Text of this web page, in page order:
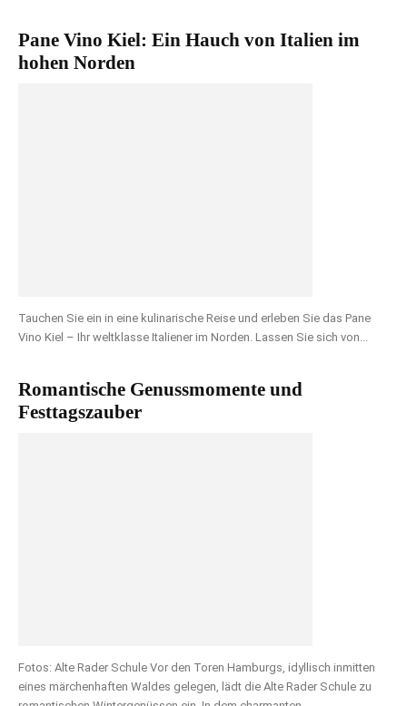
Pane Vino Kiel: Ein Hauch von Italien im
hohen Norden
Tauchen Sie ein in eine kulinarische Reise und erleben Sie das Pane
Vino Kiel – Ihr weltklasse Italiener im Norden. Lassen Sie sich von...
Romantische Genussmomente und
Festtagszauber
Fotos: Alte Rader Schule Vor den Toren Hamburgs, idyllisch inmitten
eines märchenhaften Waldes gelegen, lädt die Alte Rader Schule zu